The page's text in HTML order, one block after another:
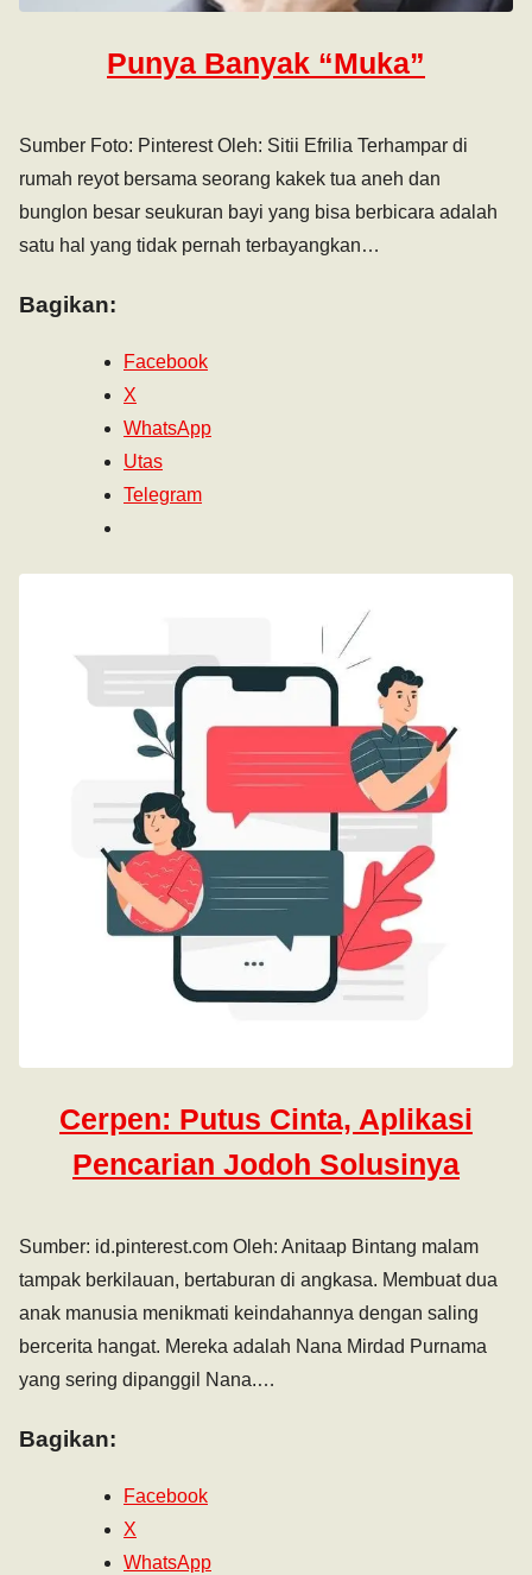
Punya Banyak “Muka”
Sumber Foto: Pinterest Oleh: Sitii Efrilia Terhampar di
rumah reyot bersama seorang kakek tua aneh dan
bunglon besar seukuran bayi yang bisa berbicara adalah
satu hal yang tidak pernah terbayangkan…
Bagikan:
Facebook
X
WhatsApp
Utas
Telegram
Cerpen: Putus Cinta, Aplikasi
Pencarian Jodoh Solusinya
Sumber: id.pinterest.com Oleh: Anitaap Bintang malam
tampak berkilauan, bertaburan di angkasa. Membuat dua
anak manusia menikmati keindahannya dengan saling
bercerita hangat. Mereka adalah Nana Mirdad Purnama
yang sering dipanggil Nana.…
Bagikan:
Facebook
X
WhatsApp